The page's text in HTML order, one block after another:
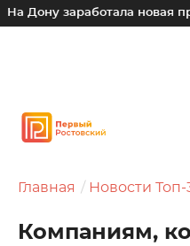
Дону заработала новая
Главная Новости Топ-
Компаниям,